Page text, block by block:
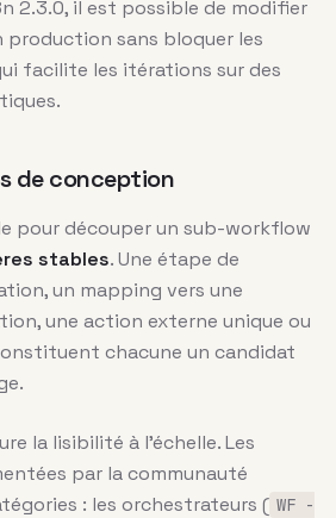
2.3.0, il est possible de modifier
sans bloquer les
facilite les itérations sur des
de conception
pour découper un sub-workflow
stables. Une étape de
un mapping vers une
une action externe unique ou
chacune un candidat
la lisibilité à l’échelle. Les
par la communauté
: les orchestrateurs ( WF -